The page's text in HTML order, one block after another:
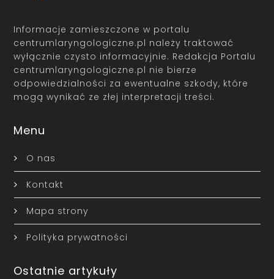
Informacje zamieszczone w portalu
centrumlaryngologiczne.pl należy traktować
wyłącznie czysto informacyjnie. Redakcja Portalu
centrumlaryngologiczne.pl nie bierze
odpowiedzialności za ewentualne szkody, które
mogą wynikać ze złej interpretacji treści.
Menu
O nas
Kontakt
Mapa strony
Polityka prywatności
Ostatnie artykuły